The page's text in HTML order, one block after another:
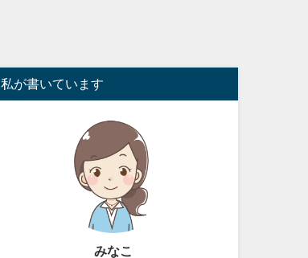
私が書いています
みなこ